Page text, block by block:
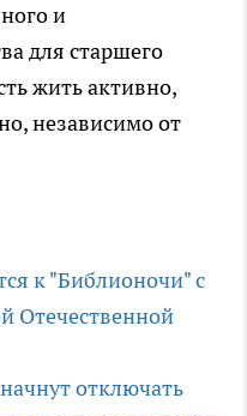
и
для старшего
жить активно,
независимо от
к "Библионочи" с
Отечественной
отключать